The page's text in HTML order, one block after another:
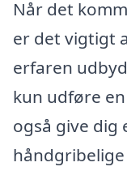
Når det
er det vigtigt
erfaren
kun udføre
også give